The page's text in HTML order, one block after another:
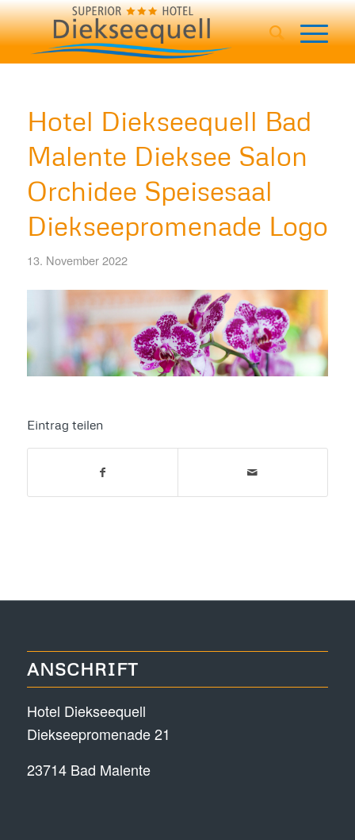
Hotel Diekseequell Bad
Malente Dieksee Salon
Orchidee Speisesaal
Diekseepromenade Logo
13. November 2022
Eintrag teilen
ANSCHRIFT
Hotel Diekseequell
Diekseepromenade 21
23714 Bad Malente